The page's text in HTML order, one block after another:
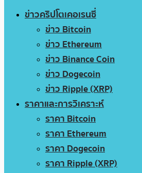
ข่าวคริปโตเคอเรนซี่
ข่าว Bitcoin
ข่าว Ethereum
ข่าว Binance Coin
ข่าว Dogecoin
ข่าว Ripple (XRP)
ราคาและการวิเคราะห์
ราคา Bitcoin
ราคา Ethereum
ราคา Dogecoin
ราคา Ripple (XRP)